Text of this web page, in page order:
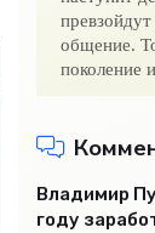
Другие новости
общение.
поколение
Владимир
году